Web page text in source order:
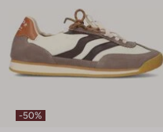
-50%